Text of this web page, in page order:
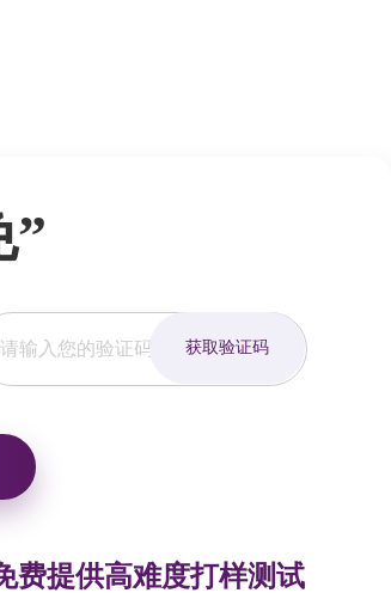
”
获取验证码
费提供高难度打样测试